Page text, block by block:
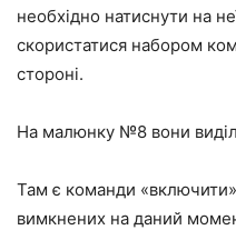
необхідно натиснути на
скористатися набором
стороні.
На малюнку №8 вони
Там є команди
вимкнених на даний